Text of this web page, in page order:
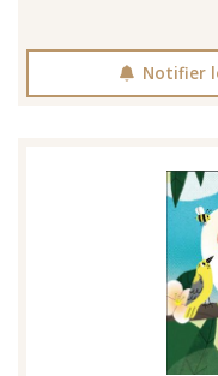
Notifier